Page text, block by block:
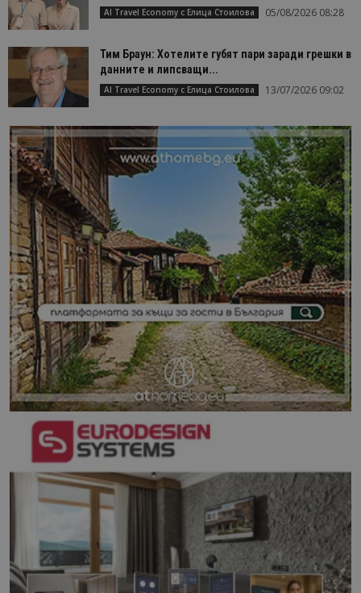
AI Travel Economy с Елица Стоилова 05/08/2026 08:28
Тим Браун: Хотелите губят пари заради грешки в
данните и липсващи...
AI Travel Economy с Елица Стоилова 13/07/2026 09:02